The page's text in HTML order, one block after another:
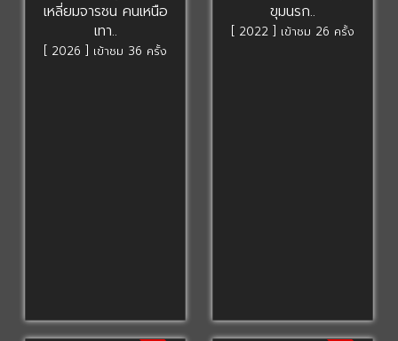
เหลี่ยมจารชน คนเหนือ
เทา..
[ 2026 ] เข้าชม 36 ครั้ง
ขุมนรก..
[ 2022 ] เข้าชม 26 ครั้ง